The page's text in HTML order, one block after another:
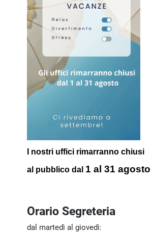
I nostri uffici rimarranno chiusi
al pubblicodal 1 al 31 agosto
Orario Segreteria
dal martedì al giovedì: